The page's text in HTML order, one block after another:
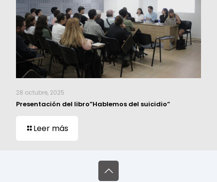
28 octubre, 2025
Presentación del libro”Hablemos del suicidio”
Leer más